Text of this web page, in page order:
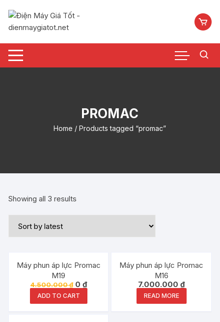
nội
PROMAC
Home / Products tagged “promac”
Showing all 3 results
Đang ưu đãi!
Máy phun áp lực Promac
M19
4.500.000₫ 0 ₫
ADD TO CART
Máy phun áp lực Promac
M16
7.000.000₫
READ MORE